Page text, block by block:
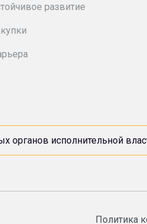
развитие
органов исполнительной
Политика